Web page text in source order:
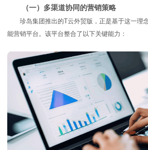
（一）多渠道协同的营销策略
珍岛集团推出的T云外贸版，正是基于这一理
能营销平台。该平台整合了以下关键能力：